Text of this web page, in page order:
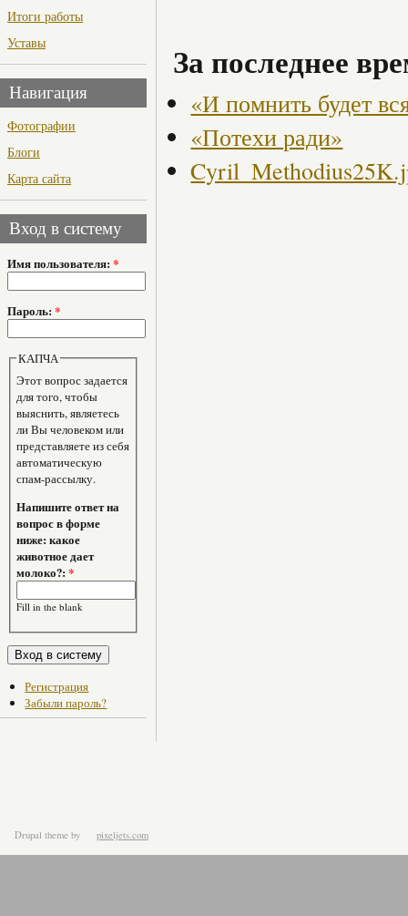
Итоги работы
Уставы
Навигация
Фотографии
Блоги
Карта сайта
Вход в систему
Имя пользователя: *
Пароль: *
КАПЧА
Этот вопрос задается
для того, чтобы
выяснить, являетесь
ли Вы человеком или
представляете из себя
автоматическую
спам-рассылку.
Напишите ответ на
вопрос в форме
ниже: какое
животное дает
молоко?:*
Fill in the blank
Регистрация
Забыли пароль?
За последнее
«И помнить будет
«Потехи ради»
Drupal theme by pixeljets.com